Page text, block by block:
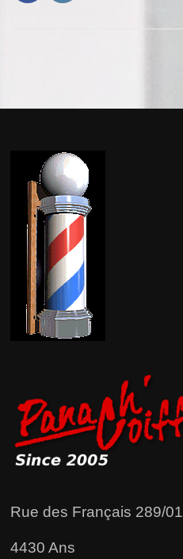
Rue des Français 289/01
4430 Ans